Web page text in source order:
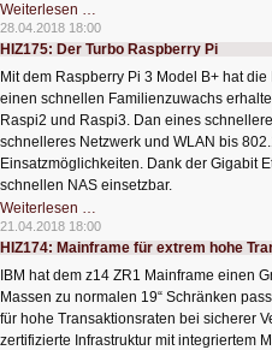
Weiterlesen …
Der
Computer
als
28.04.2018 18:00
HIZ175: Der Turbo Raspberry Pi
Mit dem Raspberry Pi 3 Model B+ hat
einen schnellen Familienzuwachs
Raspi2 und Raspi3. Dan eines
schnelleres Netzwerk und WLAN bis
Einsatzmöglichkeiten. Dank der Gigabit
schnellen NAS einsetzbar.
Weiterlesen …
Der
Turbo
Raspberry
21.04.2018 18:00
HIZ174: Mainframe für extrem hohe
IBM hat dem z14 ZR1 Mainframe einen
Massen zu normalen 19“ Schränken
für hohe Transaktionsraten bei sicherer
zertifizierte Infrastruktur mit integriertem